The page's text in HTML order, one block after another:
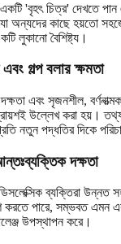
একটি 'বৃহৎ চিত্র' দেখতে
অন্যদের কাছে হয়তো
লুকানো বৈশিষ্ট্য।
গল্প বলার ক্ষমতা
এবং সৃজনশীল,
উল্লেখ করা হয়। তথ্য
নতুন পদ্ধতির দিকে
দক্ষতা
ব্যক্তিরা উন্নত
পারে, সম্ভবত এমন
উপস্থাপন করে।